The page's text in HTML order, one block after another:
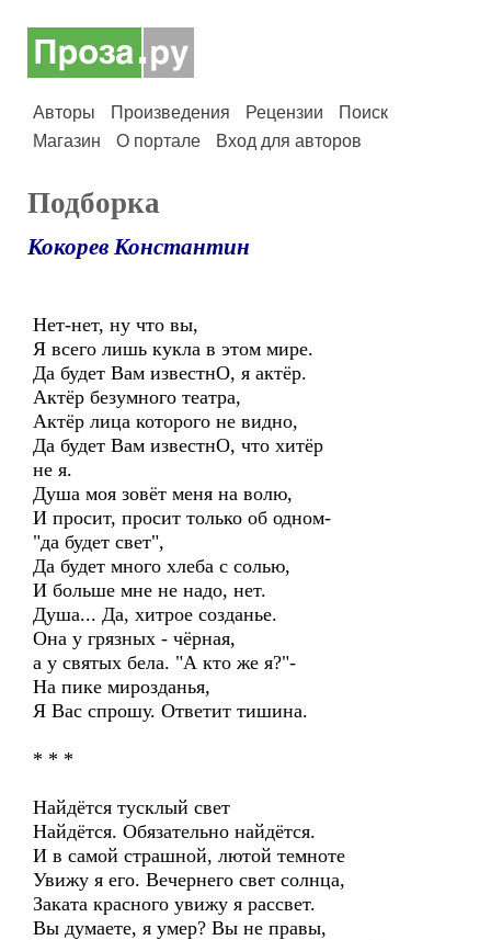
Авторы Произведения Рецензии
Поиск
Магазин
О портале Вход для авторов
Подборка
Кокорев Константин
Нет-нет, ну что вы,
Я всего лишь кукла в этом мире.
Да будет Вам известнО, я актёр.
Актёр безумного театра,
Актёр лица которого не видно,
Да будет Вам известнО, что хитёр
не я.
Душа моя зовёт меня на волю,
И просит, просит только об одном-
"да будет свет",
Да будет много хлеба с солью,
И больше мне не надо, нет.
Душа... Да, хитрое созданье.
Она у грязных - чёрная,
а у святых бела. "А кто же я?"-
На пике мирозданья,
Я Вас спрошу. Ответит тишина.
* * *
Найдётся тусклый свет
Найдётся. Обязательно найдётся.
И в самой страшной, лютой темноте
Увижу я его. Вечернего свет солнца,
Заката красного увижу я рассвет.
Вы думаете, я умер? Вы не правы,